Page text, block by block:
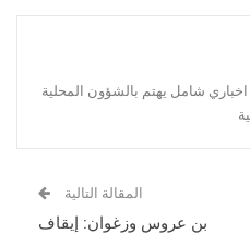
شامل يهتم بالشؤون المحلية
المقالة التالية
بن عروس وزغوان: إيقاف